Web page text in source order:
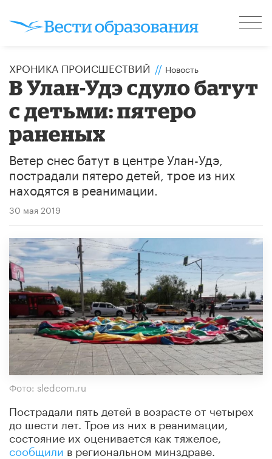
ХРОНИКА ПРОИСШЕСТВИЙ // Новость
В Улан-Удэ сдуло батут
с детьми: пятеро
раненых
Ветер снес батут в центре Улан-Удэ,
пострадали пятеро детей, трое из них
находятся в реанимации.
30 мая 2019
Фото: sledcom.ru
Пострадали пять детей в возрасте от четырех
до шести лет. Трое из них в реанимации,
состояние их оценивается как тяжелое,
сообщили в региональном минздраве.